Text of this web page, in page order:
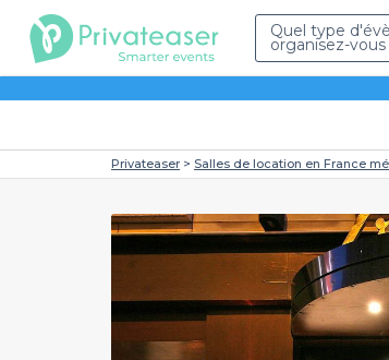
Quel type
organisez-vous
Privateaser Salles de location en France